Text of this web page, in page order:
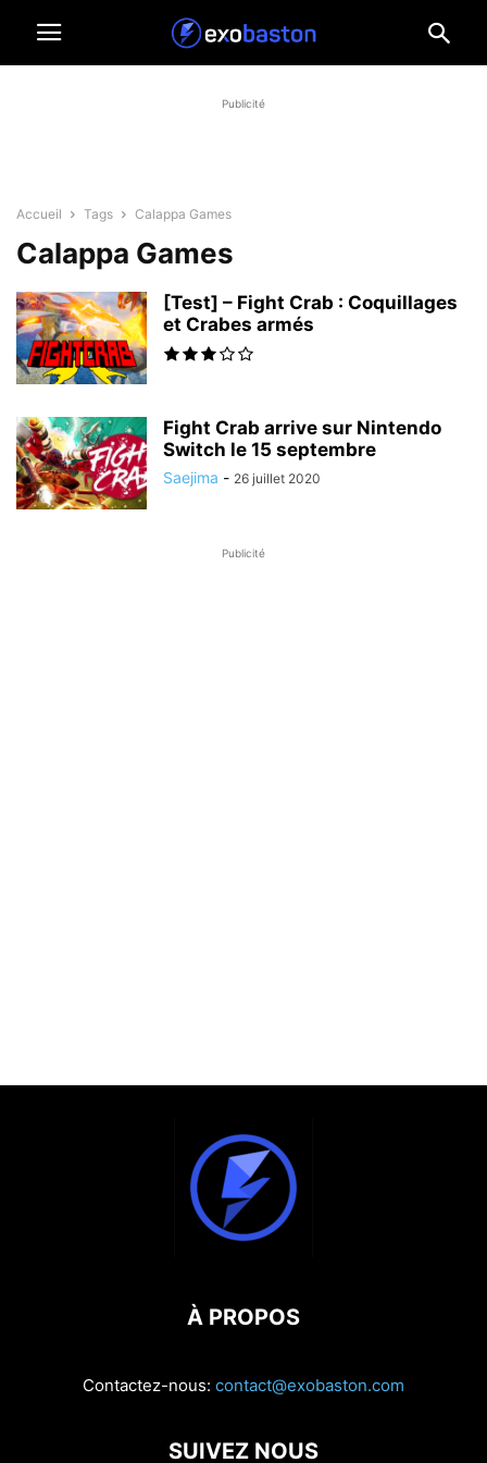
Publicité
Accueil Tags Calappa Games
Calappa Games
[Test] – Fight Crab : Coquillages
et Crabes armés
Fight Crab arrive sur Nintendo
Switch le 15 septembre
Saejima - 26 juillet 2020
Publicité
À PROPOS
Contactez-nous: contact@exobaston.com
SUIVEZ NOUS